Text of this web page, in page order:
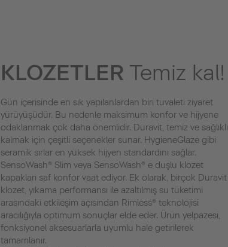
KLOZETLER Temiz kal!
Gün içerisinde en sık yapılanlardan biri tuvaleti ziyaret
yürüyüşüdür. Bu nedenle maksimum konfor ve hijyene
odaklanmak çok daha önemlidir. Duravit, temiz ve sağlıklı
kalmak için çeşitli seçenekler sunar. HygieneGlaze gibi
seramik sırlar en yüksek hijyen standardını sağlar.
SensoWash® Slim veya SensoWash® e duşlu klozet
kapakları saf konfor vaat ediyor. Ek olarak, birçok Duravit
klozet, yıkama performansı ile azaltılmış su tüketimi
arasındaki etkileşim açısından Rimless® teknolojisi
aracılığıyla optimum sonuçlar elde eder. Ürün yelpazesi,
fonksiyonel aksesuarlarla uyumlu hale getirilerek
tamamlanır.